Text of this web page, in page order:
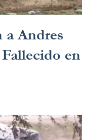
a Andres
en